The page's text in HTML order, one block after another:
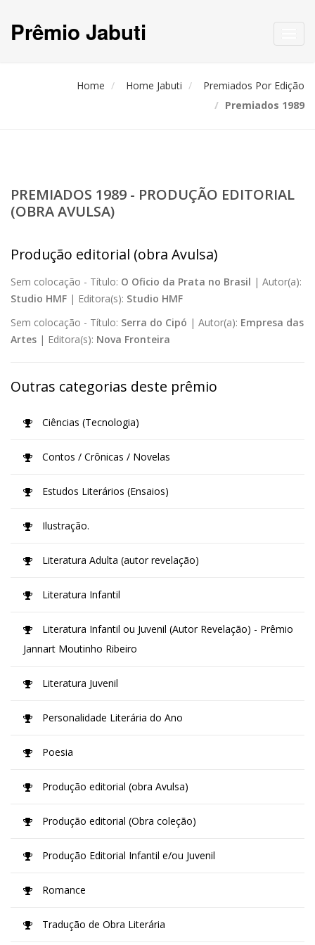
Prêmio Jabuti
Home Home Jabuti
Premiados Por Edição
Premiados 1989
PREMIADOS 1989 - PRODUÇÃO EDITORIAL
(OBRA AVULSA)
Produção editorial (obra Avulsa)
Sem colocação - Título: O Oficio da Prata no Brasil | Autor(a):
Studio HMF | Editora(s): Studio HMF
Sem colocação - Título: Serra do Cipó | Autor(a): Empresa das
Artes | Editora(s): Nova Fronteira
Outras categorias deste prêmio
Ciências (Tecnologia)
Contos / Crônicas / Novelas
Estudos Literários (Ensaios)
Ilustração.
Literatura Adulta (autor revelação)
Literatura Infantil
Literatura Infantil ou Juvenil (Autor Revelação) - Prêmio
Jannart Moutinho Ribeiro
Literatura Juvenil
Personalidade Literária do Ano
Poesia
Produção editorial (obra Avulsa)
Produção editorial (Obra coleção)
Produção Editorial Infantil e/ou Juvenil
Romance
Tradução de Obra Literária